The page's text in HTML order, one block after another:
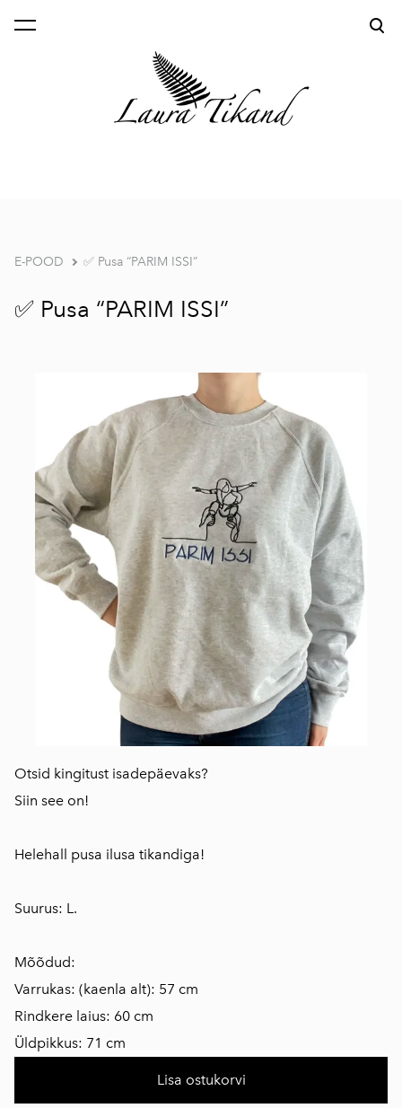
lisati ostukorvi.
E-POOD ✅ Pusa “PARIM ISSI”
✅ Pusa “PARIM ISSI”
Otsid kingitust isadepäevaks?
Siin see on!
Helehall pusa ilusa tikandiga!
Suurus: L.
Mõõdud:
Varrukas: (kaenla alt): 57 cm
Rindkere laius: 60 cm
Üldpikkus: 71 cm
Lisa ostukorvi